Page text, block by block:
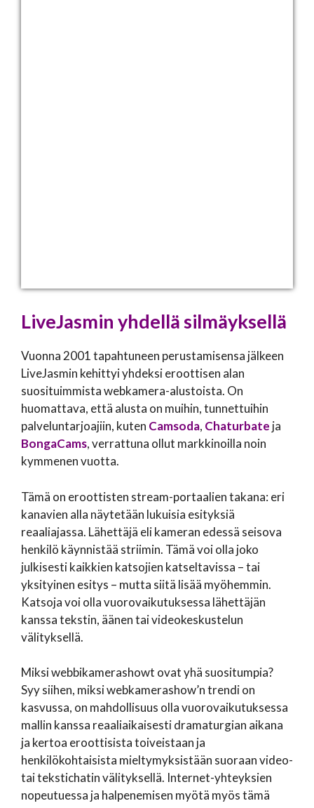
LiveJasmin yhdellä silmäyksellä
Vuonna 2001 tapahtuneen perustamisensa jälkeen
LiveJasmin kehittyi yhdeksi eroottisen alan
suosituimmista webkamera-alustoista. On
huomattava, että alusta on muihin, tunnettuihin
palveluntarjoajiin, kuten Camsoda, Chaturbate ja
BongaCams, verrattuna ollut markkinoilla noin
kymmenen vuotta.
Tämä on eroottisten stream-portaalien takana: eri
kanavien alla näytetään lukuisia esityksiä
reaaliajassa. Lähettäjä eli kameran edessä seisova
henkilö käynnistää striimin. Tämä voi olla joko
julkisesti kaikkien katsojien katseltavissa – tai
yksityinen esitys – mutta siitä lisää myöhemmin.
Katsoja voi olla vuorovaikutuksessa lähettäjän
kanssa tekstin, äänen tai videokeskustelun
välityksellä.
Miksi webbikamerashowt ovat yhä suositumpia?
Syy siihen, miksi webkamerashow’n trendi on
kasvussa, on mahdollisuus olla vuorovaikutuksessa
mallin kanssa reaaliaikaisesti dramaturgian aikana
ja kertoa eroottisista toiveistaan ja
henkilökohtaisista mieltymyksistään suoraan video-
tai tekstichatin välityksellä. Internet-yhteyksien
nopeutuessa ja halpenemisen myötä myös tämä